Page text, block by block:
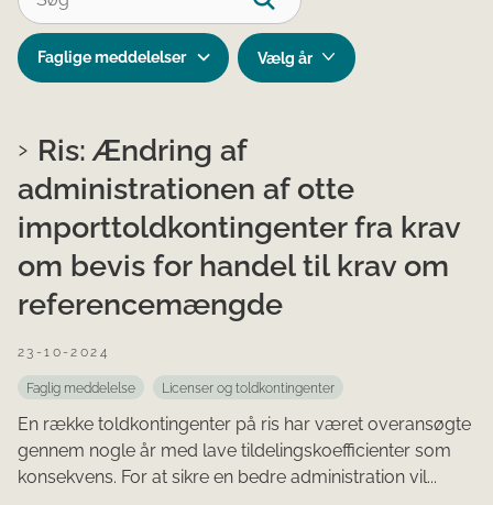
Faglige meddelelser
Ris: Ændring af
administrationen af otte
importtoldkontingenter fra krav
om bevis for handel til krav om
referencemængde
23-10-2024
Faglig meddelelse Licenser og toldkontingenter
En række toldkontingenter på ris har været overansøgte
gennem nogle år med lave tildelingskoefficienter som
konsekvens. For at sikre en bedre administration vil...